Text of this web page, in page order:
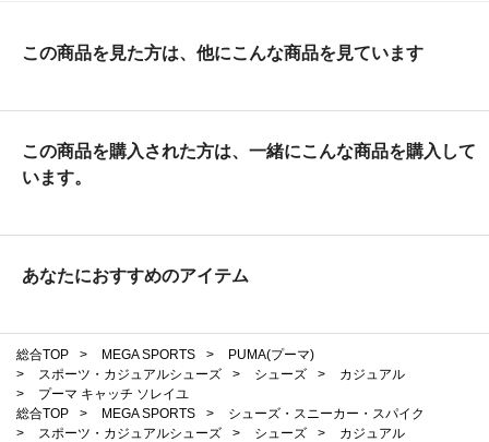
この商品を見た方は、他にこんな商品を見ています
この商品を購入された方は、一緒にこんな商品を購入して
います。
あなたにおすすめのアイテム
総合TOP > MEGA SPORTS >
PUMA(プーマ)
>
スポーツ・カジュアルシューズ > シューズ >
カジュアル
>
プーマ キャッチ ソレイユ
総合TOP
> MEGA SPORTS >
シューズ・スニーカー・スパイク
>
スポーツ・カジュアルシューズ > シューズ >
カジュアル